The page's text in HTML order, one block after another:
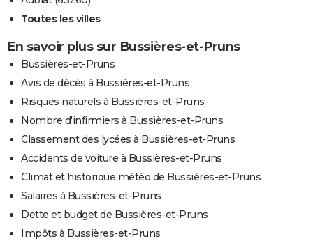
Toutes les villes
En savoir plus sur Bussières-et-Pruns
Bussières-et-Pruns
Avis de décès à Bussières-et-Pruns
Risques naturels à Bussières-et-Pruns
Nombre d'infirmiers à Bussières-et-Pruns
Classement des lycées à Bussières-et-Pruns
Accidents de voiture à Bussières-et-Pruns
Climat et historique météo de Bussières-et-Pruns
Salaires à Bussières-et-Pruns
Dette et budget de Bussières-et-Pruns
Impôts à Bussières-et-Pruns